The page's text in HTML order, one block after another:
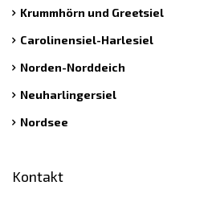
Krummhörn und Greetsiel
Carolinensiel-Harlesiel
Norden-Norddeich
Neuharlingersiel
Nordsee
Kontakt